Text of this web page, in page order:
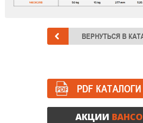
PDF КАТАЛОГИ
АКЦИИ BAHCO